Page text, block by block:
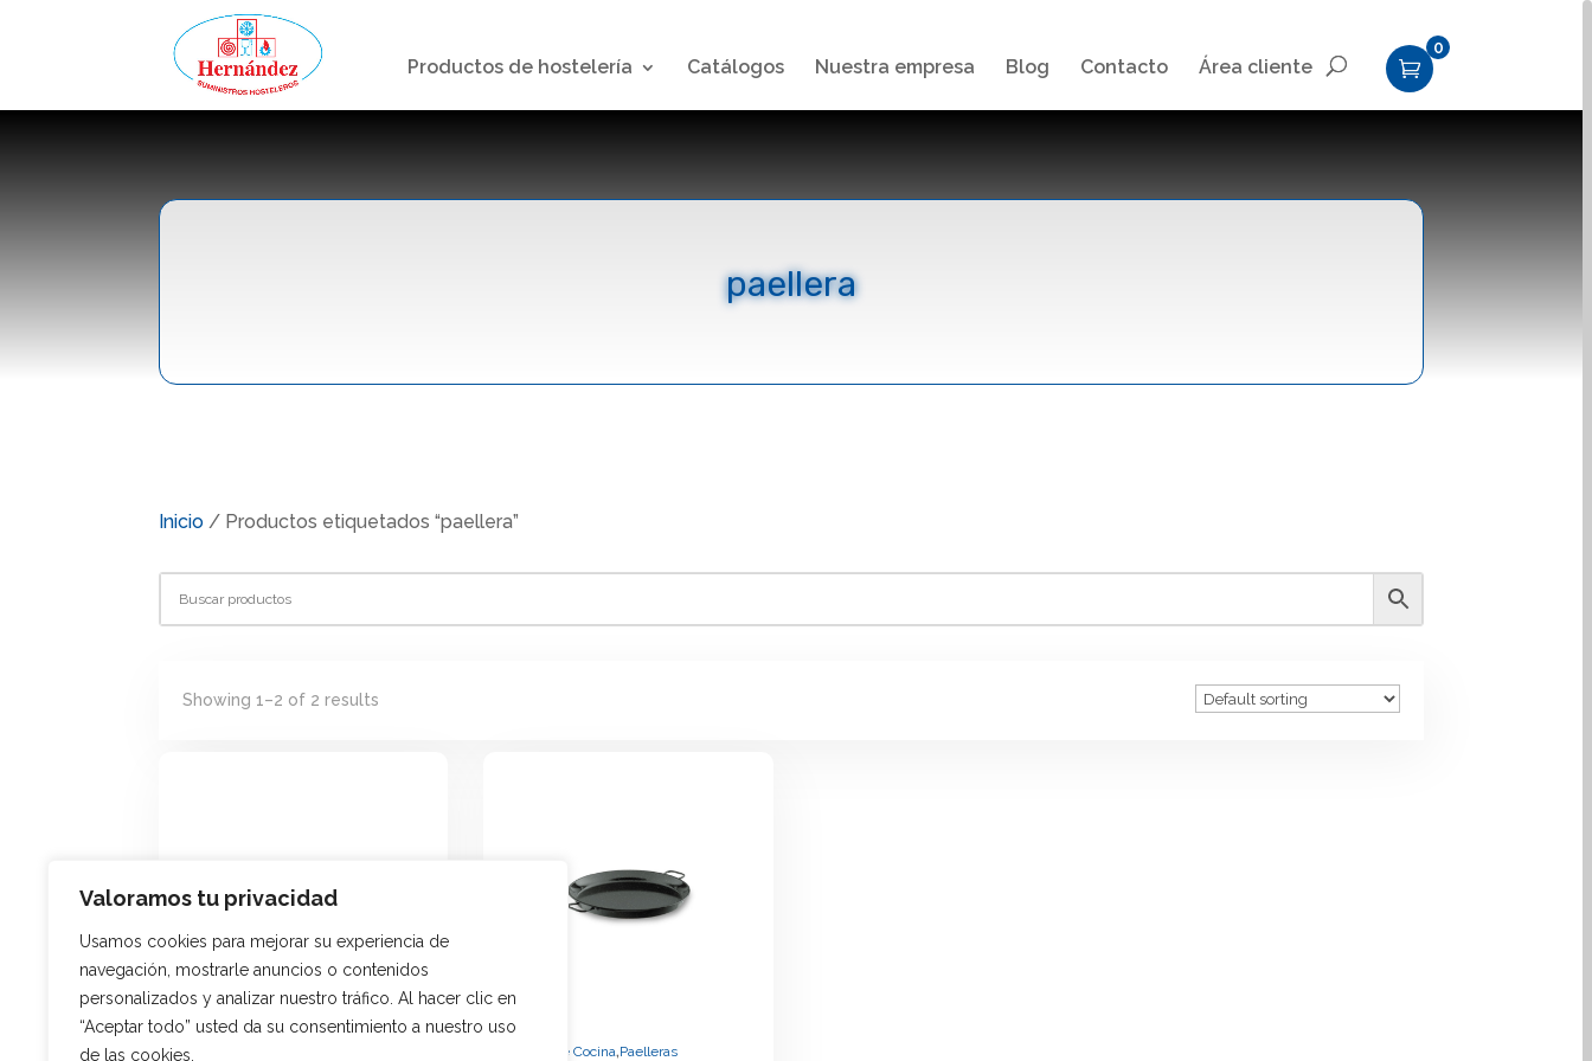
Valoramos tu privacidad
Usamos cookies para mejorar su experiencia de
navegación, mostrarle anuncios o contenidos
personalizados y analizar nuestro tráfico. Al hacer clic en
“Aceptar todo” usted da su consentimiento a nuestro uso
de las cookies.
Productos de hostelería Catálogos Nuestra empresa Blog Contacto Área cliente
0
paellera
Inicio/ Productos etiquetados “paellera”
Showing 1–2 of 2 results
Menaje de Cocina Menaje de Cocina,Paelleras